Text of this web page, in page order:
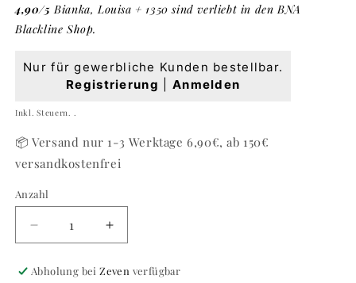
4,90/5 Bianka, Louisa + 1350 sind verliebt in den BNA
Blackline Shop.
Normaler
Nur für gewerbliche Kunden bestellbar.
Registrierung
Anmelden
Inkl. Steuern. .
📦 Versand nur 1-3 Werktage 6,90€, ab 150€
versandkostenfrei
Anzahl
Anzahl
Verringere
die
Menge
Erhöhe
die
Menge
Abholung beiZeven verfügbar